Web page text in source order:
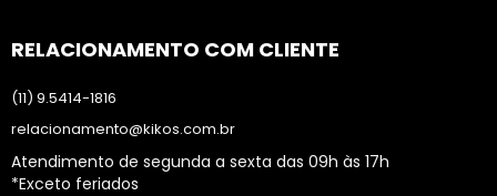
RELACIONAMENTO COM CLIENTE
(11) 9.5414-1816
relacionamento@kikos.com.br
Atendimento de segunda a sexta das 09h às 17h
*Exceto feriados